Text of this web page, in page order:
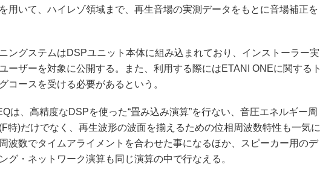
用いて、ハイレゾ領域まで、再生音場の実測データをもとに音場補正を
ングステムはDSPユニット本体に組み込まれており、インストーラー実
ーザーを対象に公開する。また、利用する際にはETANI ONEに関するト
コースを受ける必要があるという。
は、高精度なDSPを使った“畳み込み演算”を行ない、音圧エネルギー周
特)だけでなく、再生波形の波面を揃えるための位相周波数特性も一気に
波数でタイムアライメントを合わせた事になるほか、スピーカー用のデ
グ・ネットワーク演算も同じ演算の中で行なえる。